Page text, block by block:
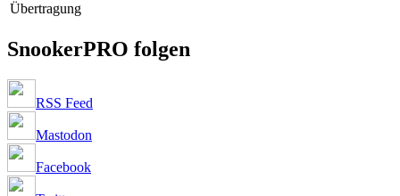
Übertragung
SnookerPRO folgen
RSS Feed
Mastodon
Facebook